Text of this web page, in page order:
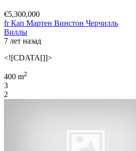
€5,300,000
fr Кап Мартен Винстон Черчилль
Виллы
7 лет назад
<![CDATA[]]>
400 m2
3
2